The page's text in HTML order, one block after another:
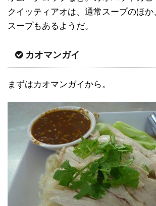
クイッティアオは、通常スープのほ
スープもあるようだ。
カオマンガイ
まずはカオマンガイから。